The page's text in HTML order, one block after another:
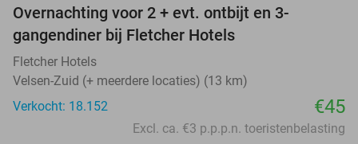
Overnachting voor 2 + evt. ontbijt en 3-
gangendiner bij Fletcher Hotels
Fletcher Hotels
Velsen-Zuid (+ meerdere locaties) (13 km)
Verkocht: 18.152
€45
Excl. ca. €3 p.p.p.n. toeristenbelasting